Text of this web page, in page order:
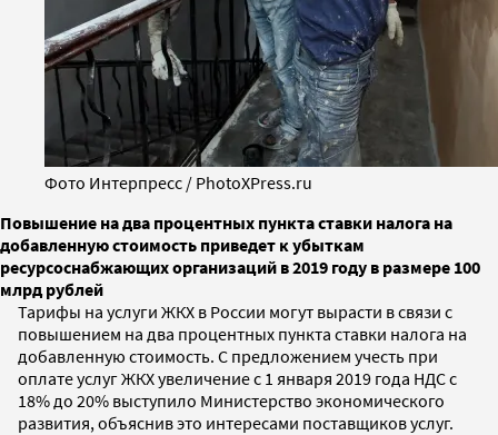
Фото Интерпресс / PhotoXPress.ru
Повышение на два процентных пункта ставки налога на
добавленную стоимость приведет к убыткам
ресурсоснабжающих организаций в 2019 году в размере 100
млрд рублей
Тарифы на услуги ЖКХ в России могут вырасти в связи с
повышением на два процентных пункта ставки налога на
добавленную стоимость. С предложением учесть при
оплате услуг ЖКХ увеличение с 1 января 2019 года НДС с
18% до 20% выступило Министерство экономического
развития, объяснив это интересами поставщиков услуг.